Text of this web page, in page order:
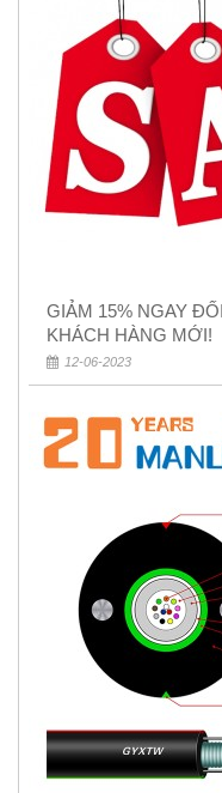
GIẢM 15% NGAY
KHÁCH HÀNG MỚI!
12-06-2023